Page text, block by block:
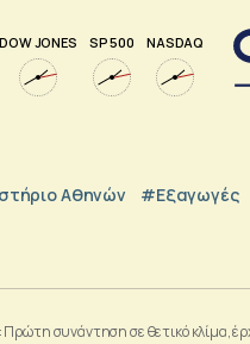
DOW JONES SP 500 NASDAQ
Αθηνών #εξαγωγές
συνάντηση σε θετικό κλίμα,